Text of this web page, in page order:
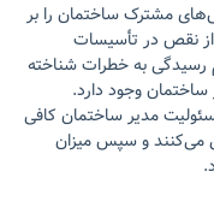
مشترک ساختمان را بر
از نقص در تأسیسات
رسیدگی به خطرات شناخته
وجود دارد.
مدیر ساختمان کافی
می‌کنند و سپس میزان